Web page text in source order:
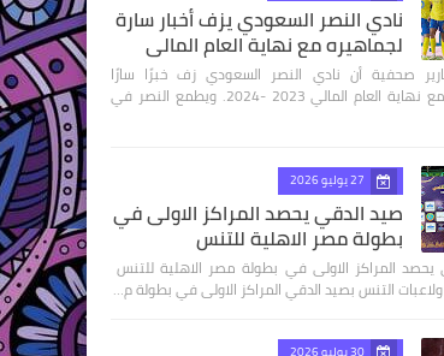
نادي النصر السعودي يزف أخبار سارة
لجماهيره مع نهاية العام المالي
صحفية أن نادي النصر السعودي زف خبرًا سارًا
لجماهيره مع نهاية العام المالي 2023 -2024. ويطمع النصر في
27 يوليو 2026
صيد الدقي يحصد المراكز الاولى في
بطولة مصر الاهلية للتنس
المراكز الاولى في بطولة مصر الاهلية للتنس
التنس بصيد الدقي المراكز الاولى في بطولة م…